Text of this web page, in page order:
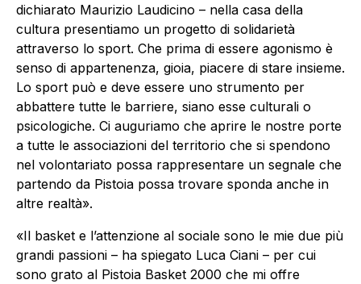
dichiarato Maurizio Laudicino – nella casa della
cultura presentiamo un progetto di solidarietà
attraverso lo sport. Che prima di essere agonismo è
senso di appartenenza, gioia, piacere di stare insieme.
Lo sport può e deve essere uno strumento per
abbattere tutte le barriere, siano esse culturali o
psicologiche. Ci auguriamo che aprire le nostre porte
a tutte le associazioni del territorio che si spendono
nel volontariato possa rappresentare un segnale che
partendo da Pistoia possa trovare sponda anche in
altre realtà».
«Il basket e l’attenzione al sociale sono le mie due più
grandi passioni – ha spiegato Luca Ciani – per cui
sono grato al Pistoia Basket 2000 che mi offre